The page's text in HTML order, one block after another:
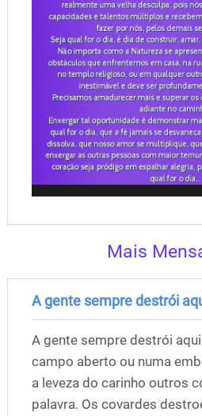
Mais
A gente sempre destrói
A gente sempre destrói
campo aberto ou numa
a leveza do carinho outros
palavra. Os covardes